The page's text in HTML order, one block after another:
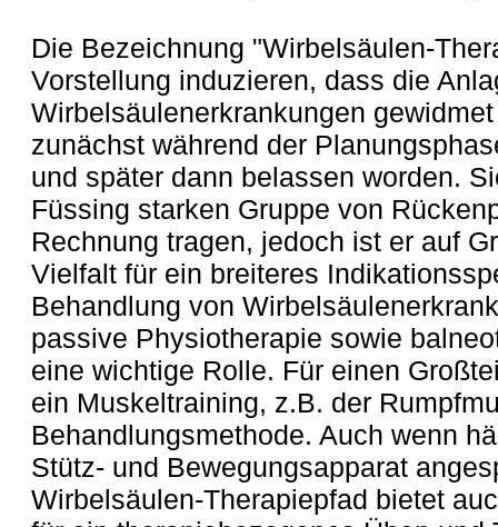
Die Bezeichnung "Wirbelsäulen-
Vorstellung induzieren, dass die
Wirbelsäulenerkrankungen
zunächst während der
und später dann belassen worden.
Füssing starken Gruppe von
Rechnung tragen, jedoch ist er auf
Vielfalt für ein breiteres
Behandlung von
passive Physiotherapie sowie
eine wichtige Rolle. Für einen
ein Muskeltraining, z.B. der
Behandlungsmethode. Auch wenn
Stütz- und Bewegungsapparat
Wirbelsäulen-Therapiepfad bietet